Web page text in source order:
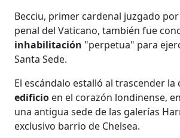
Becciu, primer cardenal juzgado
penal del Vaticano, también fue
inhabilitación "perpetua" para
Santa Sede.
El escándalo estalló al trascender la
edificio en el corazón londinense,
una antigua sede de las galerías
exclusivo barrio de Chelsea.